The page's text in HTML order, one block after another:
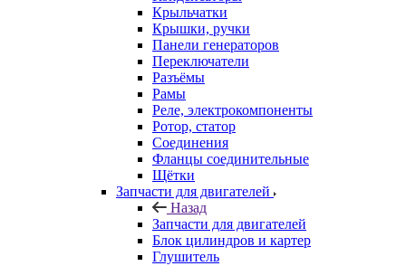
Крыльчатки
Крышки, ручки
Панели генераторов
Переключатели
Разъёмы
Рамы
Реле, электрокомпоненты
Ротор, статор
Соединения
Фланцы соединительные
Щётки
Запчасти для двигателей
Назад
Запчасти для двигателей
Блок цилиндров и картер
Глушитель